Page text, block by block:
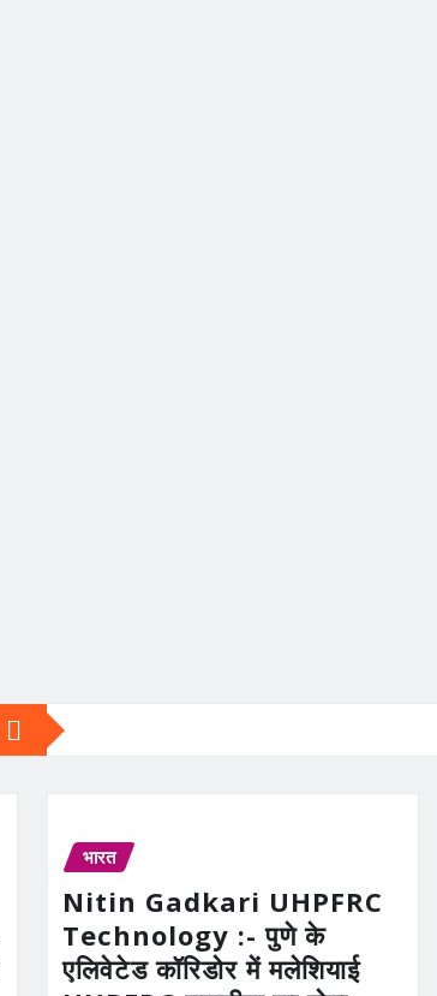
भारत
Nitin Gadkari UHPFRC
Technology :- पुणे के
एलिवेटेड कॉरिडोर में मलेशियाई